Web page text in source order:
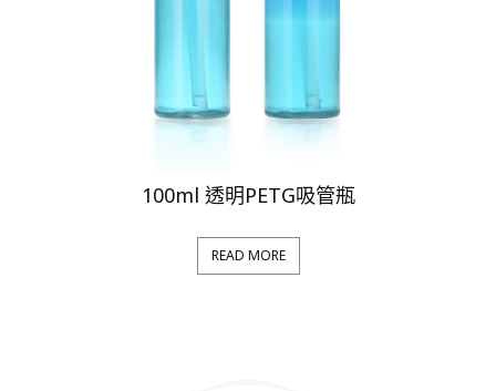
100ml 透明PETG吸管瓶
READ MORE